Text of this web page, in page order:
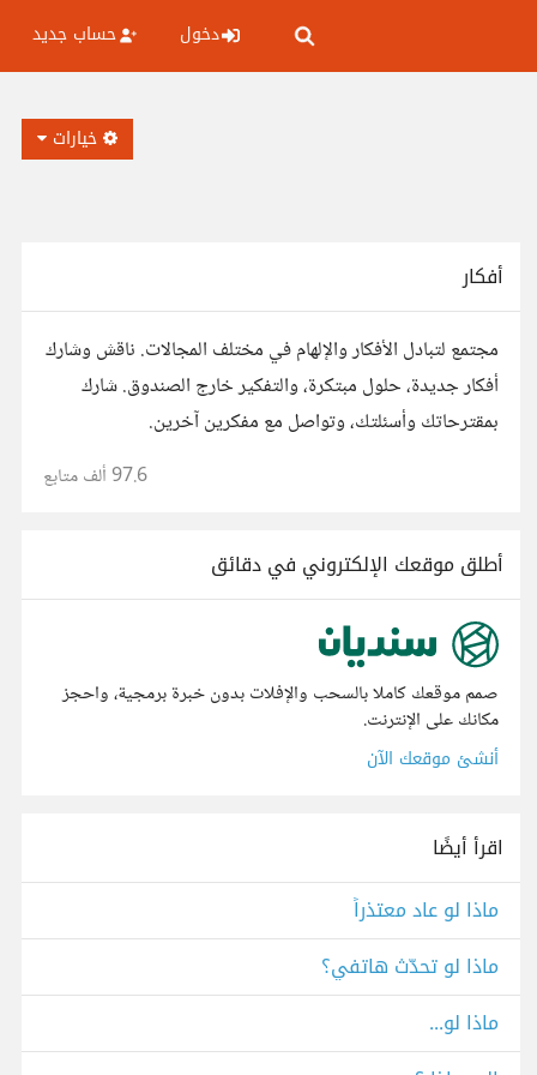
دخول حساب جديد
خيارات
أفكار
مجتمع لتبادل الأفكار والإلهام في مختلف المجالات. ناقش وشارك
أفكار جديدة، حلول مبتكرة، والتفكير خارج الصندوق. شارك
بمقترحاتك وأسئلتك، وتواصل مع مفكرين آخرين.
97.6 ألف متابع
أطلق موقعك الإلكتروني في دقائق
صمم موقعك كاملا بالسحب والإفلات بدون خبرة برمجية، واحجز
مكانك على الإنترنت.
أنشئ موقعك الآن
اقرأ أيضًا
ماذا لو عاد معتذراً
ماذا لو تحدّث هاتفي؟
ماذا لو...